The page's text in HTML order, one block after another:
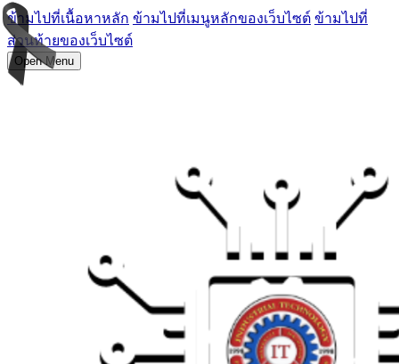
ข้ามไปที่เนื้อหาหลัก ข้ามไปที่เมนูหลักของเว็บไซต์ ข้ามไปที่
ส่วนท้ายของเว็บไซต์
Open Menu